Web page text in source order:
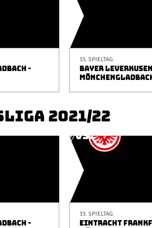
-
33. SPIELTAG
BAYER
2021/22
-
33. SPIELTAG
EINTRACHT